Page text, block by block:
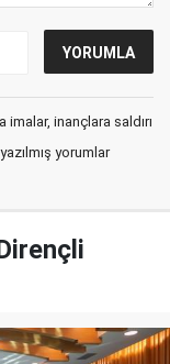
inançlara saldırı
yorumlar